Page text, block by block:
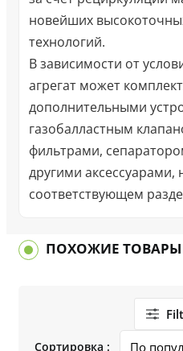
новейших
технологий.
В зависимости от
агрегат может
дополнительными
газобалластным
фильтрами,
другими
соответствующем
ПОХОЖИЕ ТОВАРЫ
Сортировка :